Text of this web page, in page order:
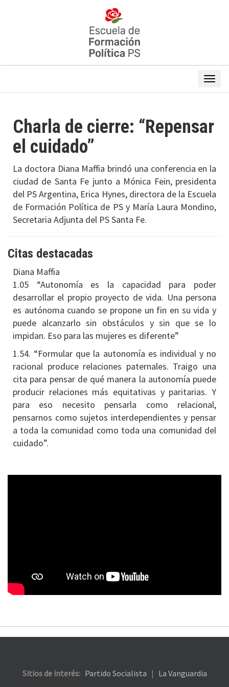
Charla de cierre: “Repensar
el cuidado”
La doctora Diana Maffia brindó una conferencia en la
ciudad de Santa Fe junto a Mónica Fein, presidenta
del PS Argentina, Erica Hynes, directora de la Escuela
de Formación Política de PS y María Laura Mondino,
Secretaria Adjunta del PS Santa Fe.
Citas destacadas
Diana Maffia
1.05 “Autonomía es la capacidad para poder
desarrollar el propio proyecto de vida. Una persona
es autónoma cuando se propone un fin en su vida y
puede alcanzarlo sin obstáculos y sin que se lo
impidan. Eso para las mujeres es diferente”
1.54. “Formular que la autonomía es individual y no
racional produce relaciones paternales. Traigo una
cita para pensar de qué manera la autonomía puede
producir relaciones más equitativas y paritarias. Y
para eso necesito pensarla como relacional,
pensarnos como sujetos interdependientes y pensar
a toda la comunidad como toda una comunidad del
cuidado”.
Sitios de interés: Partido Socialista | La Vanguardia